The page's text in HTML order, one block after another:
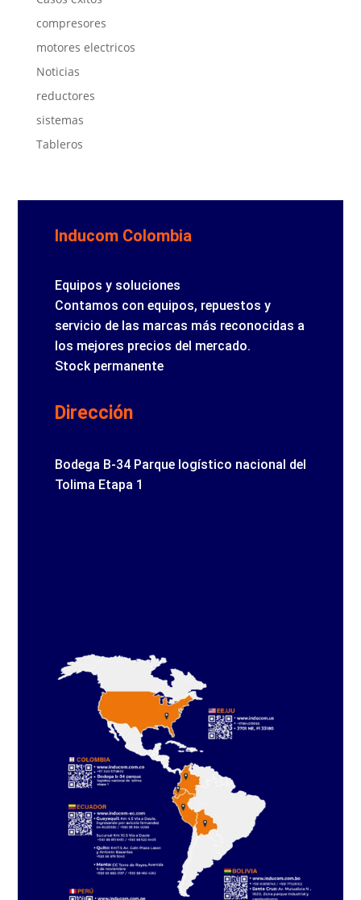
compresores
motores electricos
Noticias
reductores
sistemas
Tableros
Inducom Colombia
Equipos y soluciones
Contamos con equipos, repuestos y
servicio de las marcas más reconocidas a
los mejores precios del mercado.
Stock permanente
Dirección
Bodega B-34 Parque logístico nacional del
Tolima Etapa 1